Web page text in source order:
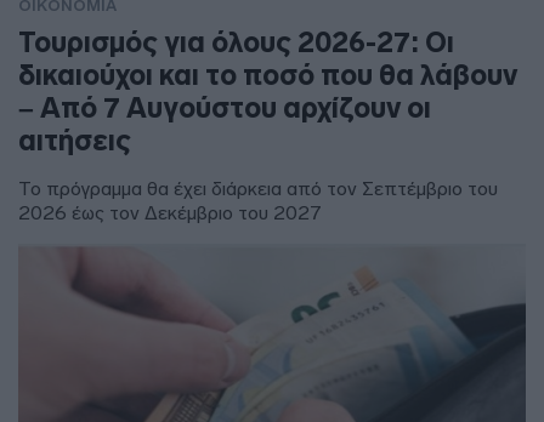
ΟΙΚΟΝΟΜΙΑ
Τουρισμός για όλους 2026-27: Οι
δικαιούχοι και το ποσό που θα λάβουν
– Από 7 Αυγούστου αρχίζουν οι
αιτήσεις
Το πρόγραμμα θα έχει διάρκεια από τον Σεπτέμβριο του
2026 έως τον Δεκέμβριο του 2027